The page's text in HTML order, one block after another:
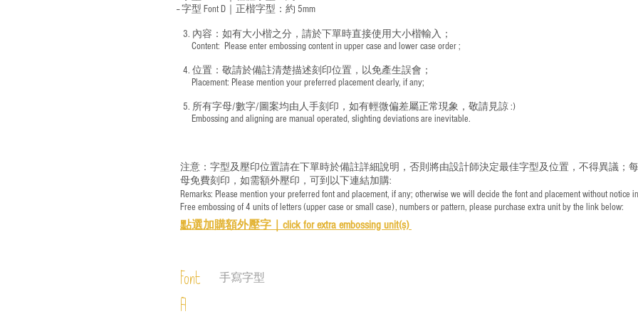
-- 字型 Font D｜正楷字型： 約 5mm
3. 內容：如有大小楷之分，請於下單時直接使用大小楷輸入；
​ Content: Please enter embossing content in upper case and lower case order ;
4. 位置：敬請於備註清楚描述刻印位置，以免產生誤會；
​ Placement: Please mention your preferred placement clearly, if any;
5. 所有字母/數字/圖案均由人手刻印，如有輕微偏差屬正常現象，敬請見諒 :)
​ Embossing and aligning are manual operated, slighting deviations are inevitable.
注意：字型及壓印位置請在下單時於備註詳細說明，否則將由設計師決定最佳字型及位置，不得異議；
母免費刻印，如需額外壓印，可到以下連結加購:
Remarks: Please mention your preferred font and placement, if any; otherwise we will decide the font and placement without notice
Free embossing of 4 units of letters (upper case or small case), numbers or pattern, please purchase extra unit by the link below:
點選加購額外壓字｜ click for extra embossing unit(s)
Font
A
手寫字型